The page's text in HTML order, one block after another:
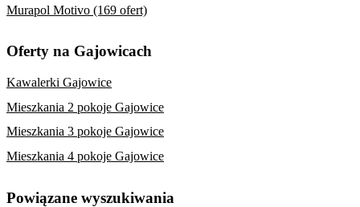
Murapol Motivo (169 ofert)
Oferty na Gajowicach
Kawalerki Gajowice
Mieszkania 2 pokoje Gajowice
Mieszkania 3 pokoje Gajowice
Mieszkania 4 pokoje Gajowice
Powiązane wyszukiwania